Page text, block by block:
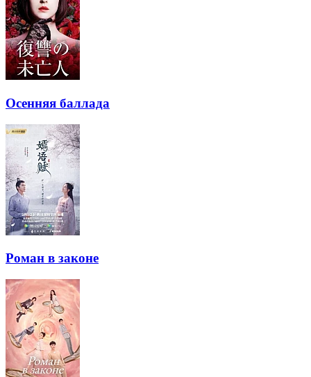
Осенняя баллада
Роман в законе